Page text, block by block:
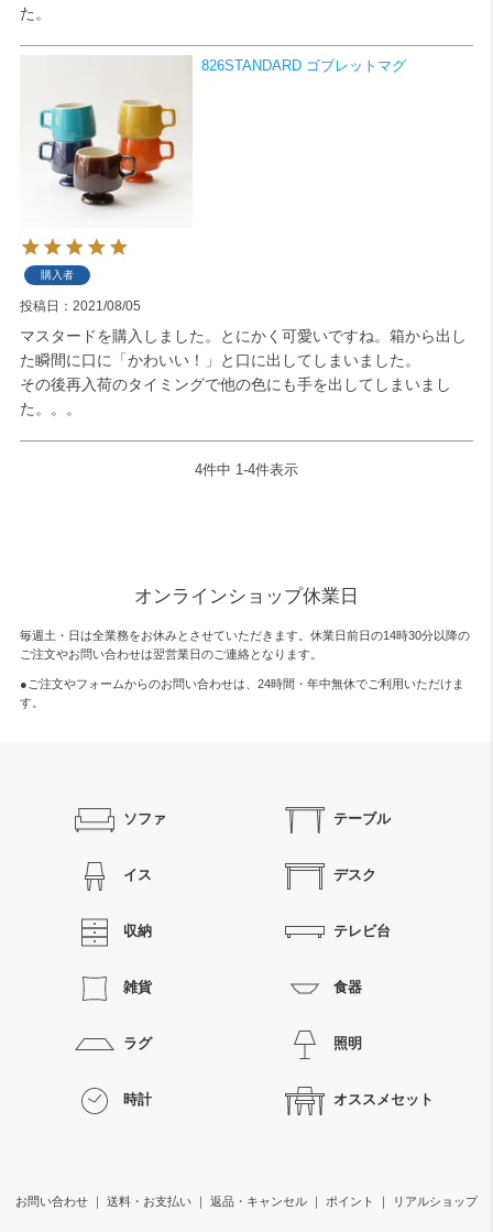
た。
826STANDARD ゴブレットマグ
購入者
投稿日 2021/08/05
マスタードを購入しました。とにかく可愛いですね。箱から出し
た瞬間に口に「かわいい！」と口に出してしまいました。
その後再入荷のタイミングで他の色にも手を出してしまいまし
た。。。
4件中 1 -4件表示
オンラインショップ休業日
毎週土・日は全業務をお休みとさせていただきます。休業日前日の14時30分以降の
ご注文やお問い合わせは翌営業日のご連絡となります。
●ご注文やフォームからのお問い合わせは、 24時間・年中無休でご利用いただけま
す。
ソファ テーブル
イス デスク
収納 テレビ台
雑貨 食器
ラグ 照明
時計 オススメセット
お問い合わせ ｜ 送料・お支払い ｜ 返品・キャンセル ｜ ポイント ｜ リアルショップ